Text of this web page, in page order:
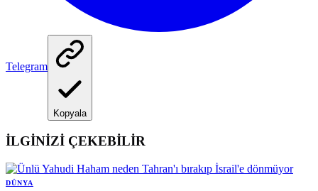
Telegram
Kopyala
İLGİNİZİ ÇEKEBİLİR
DÜNYA